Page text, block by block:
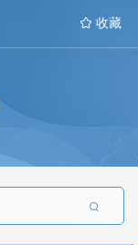
 收藏
